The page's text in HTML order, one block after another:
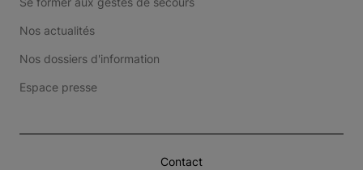
Nos actualités
Nos dossiers d'information
Espace presse
Contact